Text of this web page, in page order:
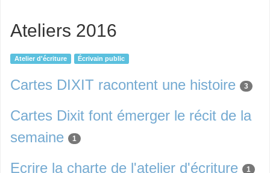
Ateliers 2016
Atelier d'écriture Écrivain public
Cartes DIXIT racontent une histoire 3
Cartes Dixit font émerger le récit de la
semaine
1
Ecrire la charte de l'atelier d'écriture 1